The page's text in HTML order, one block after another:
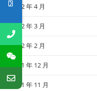
2022 年 4 月
2022 年 3 月
2022 年 2 月
2021 年 12 月
2021 年 11 月